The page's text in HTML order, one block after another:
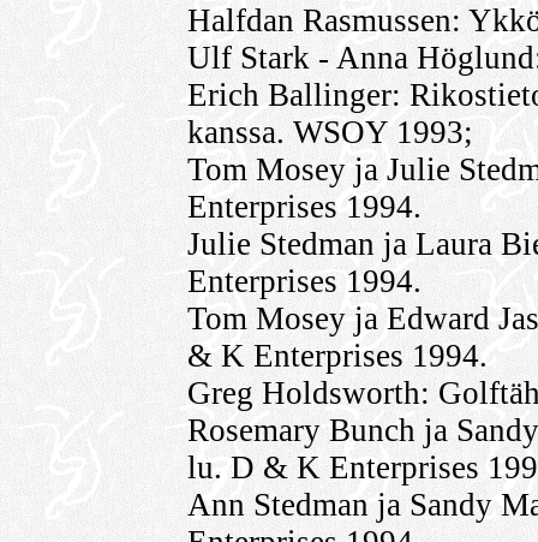
Halfdan Rasmussen:
Ulf Stark - Anna
Erich Ballinger:
kanssa. WSOY 1993;
Tom Mosey ja Julie
Enterprises 1994.
Julie Stedman ja Laura
Enterprises 1994.
Tom Mosey ja Edward
& K Enterprises 1994.
Greg Holdsworth:
Rosemary Bunch ja
lu. D & K Enterprises
Ann Stedman ja Sandy